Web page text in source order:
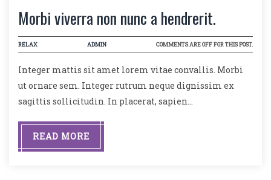
Morbi viverra non nunc a hendrerit.
RELAX ADMIN COMMENTS ARE OFF FOR THIS POST.
Integer mattis sit amet lorem vitae convallis. Morbi
ut ornare sem. Integer rutrum neque dignissim ex
sagittis sollicitudin. In placerat, sapien…
READ MORE